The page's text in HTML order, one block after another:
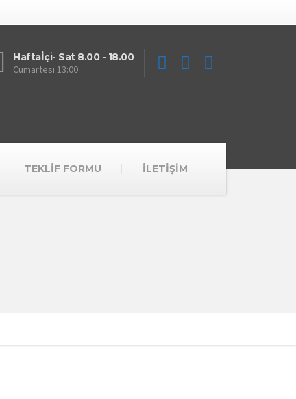
Haftaİçi- Sat 8.00 - 18.00
Cumartesi 13:00
TEKLİF FORMU İLETİŞİM